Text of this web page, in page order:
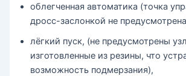
облегченная автоматика (точка
дросс-заслонкой не
лёгкий пуск, (не предусмотрены
изготовленные из резины, что
возможность подмерзания),